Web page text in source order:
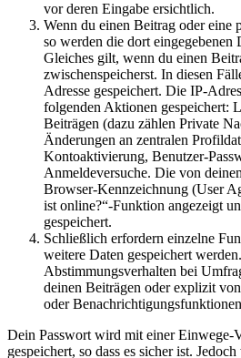
vor deren Eingabe ersichtlich.
Wenn du einen Beitrag oder eine
so werden die dort eingegebenen
Gleiches gilt, wenn du einen
zwischenspeicherst. In diesen
Adresse gespeichert. Die IP-
folgenden Aktionen gespeichert:
Beiträgen (dazu zählen Private
Änderungen an zentralen
Kontoaktivierung, Benutzer-
Anmeldeversuche. Die von
Browser-Kennzeichnung (User
ist online?“-Funktion angezeigt
gespeichert.
Schließlich erfordern einzelne
weitere Daten gespeichert
Abstimmungsverhalten bei
deinen Beiträgen oder explizit
oder
Dein Passwort wird mit einer Einwege-
gespeichert, so dass es sicher ist.